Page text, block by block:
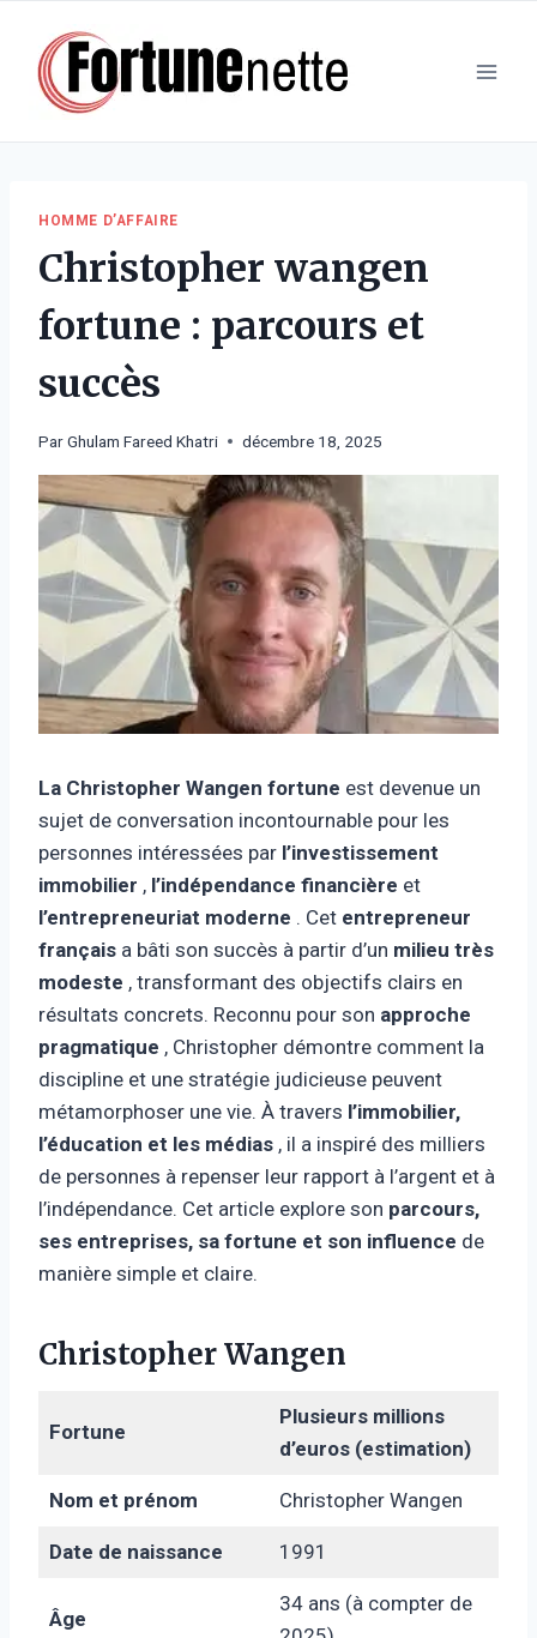
contenu
HOMME D’AFFAIRE
Christopher wangen
fortune : parcours et
succès
ParGhulam Fareed Khatri décembre 18, 2025
La Christopher Wangen fortune est devenue un
sujet de conversation incontournable pour les
personnes intéressées par l’investissement
immobilier , l’indépendance financière et
l’entrepreneuriat moderne . Cet entrepreneur
français a bâti son succès à partir d’un milieu très
modeste , transformant des objectifs clairs en
résultats concrets. Reconnu pour son approche
pragmatique , Christopher démontre comment la
discipline et une stratégie judicieuse peuvent
métamorphoser une vie. À travers l’immobilier,
l’éducation et les médias , il a inspiré des milliers
de personnes à repenser leur rapport à l’argent et à
l’indépendance. Cet article explore son parcours,
ses entreprises, sa fortune et son influence de
manière simple et claire.
Christopher Wangen
Fortune
Plusieurs millions
d’euros (estimation)
Nom et prénom Christopher Wangen
Date de naissance 1991
Âge
34 ans (à compter de